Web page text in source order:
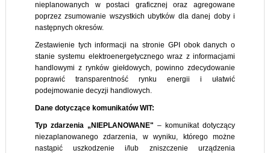
nieplanowanych w postaci graficznej oraz agregowane
poprzez zsumowanie wszystkich ubytków dla danej doby i
następnych okresów.
Zestawienie tych informacji na stronie GPI obok danych o
stanie systemu elektroenergetycznego wraz z informacjami
handlowymi z rynków giełdowych, powinno zdecydowanie
poprawić transparentność rynku energii i ułatwić
podejmowanie decyzji handlowych.
Dane dotyczące komunikatów WIT:
Typ zdarzenia „NIEPLANOWANE" – komunikat dotyczący
niezaplanowanego zdarzenia, w wyniku, którego możne
nastąpić uszkodzenie i/lub zniszczenie urządzenia